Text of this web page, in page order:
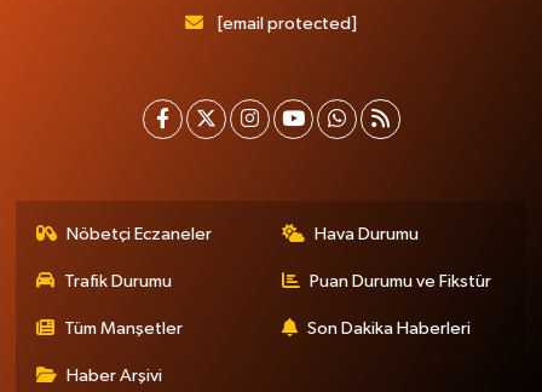
[email protected]
Nöbetçi Eczaneler Hava Durumu
Trafik Durumu Puan Durumu ve Fikstür
Tüm Manşetler Son Dakika Haberleri
Haber Arşivi